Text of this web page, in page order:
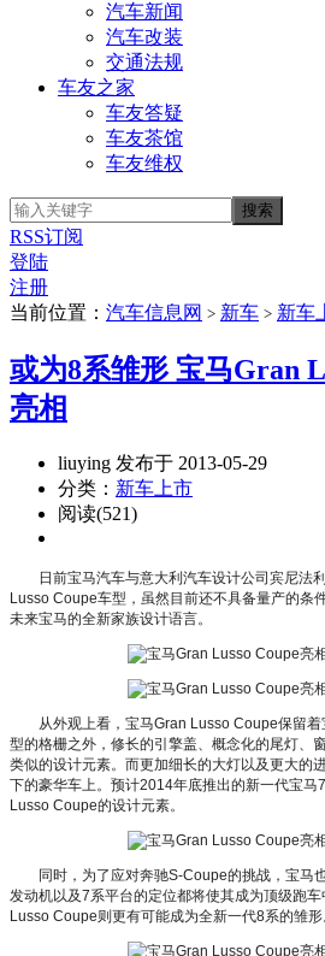
汽车新闻
汽车改装
交通法规
车友之家
车友答疑
车友茶馆
车友维权
RSS订阅
登陆
注册
当前位置： 汽车信息网 > 新车 > 新车
或为8系雏形 宝马Gran
亮相
liuying 发布于 2013-05-29
分类： 新车上市
阅读(521)
日前宝马汽车与意大利汽车设计公司宾尼法
Lusso Coupe车型，虽然目前还不具备量产的条
未来宝马的全新家族设计语言。
从外观上看，宝马Gran Lusso Coupe保留
型的格栅之外，修长的引擎盖、概念化的尾灯、
类似的设计元素。而更加细长的大灯以及更大的
下的豪华车上。预计2014年底推出的新一代宝马
Lusso Coupe的设计元素。
同时，为了应对奔驰S-Coupe的挑战，宝马
发动机以及7系平台的定位都将使其成为顶级跑
Lusso Coupe则更有可能成为全新一代8系的雏形